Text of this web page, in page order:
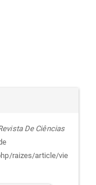
De Ciências
raizes/article/vie